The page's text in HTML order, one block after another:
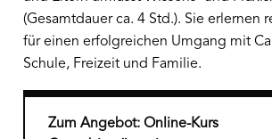
(Gesamtdauer ca. 4 Std.). Sie erlernen
für einen erfolgreichen Umgang mit
Schule, Freizeit und Familie.
Zum Angebot: Online-Kurs